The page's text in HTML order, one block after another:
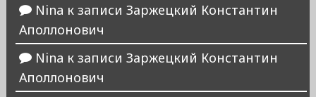
Nina к записи Заржецкий Константин
Аполлонович
Nina к записи Заржецкий Константин
Аполлонович